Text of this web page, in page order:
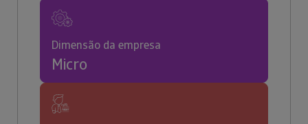
Dimensão da empresa
Micro